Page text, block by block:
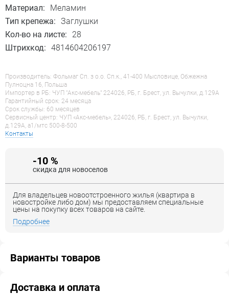
Материал:
Меламин
Тип крепежа: Заглушки
Кол-во на листе:
28
Штрихкод: 4814604206197
Производитель: Фольмаг Сп. з о.о. Сп.к., 41-400 Мысловице, Обжежна
Пулноцна 16, Польша
Импортер в РБ: ЧУП "Акс-мебель" 224026, РБ, г. Брест, ул. Вычулки, д.129А
Гарантийный срок: 24 месяца
Срок службы: 60 месяцев
Сервисный центр: ЧУП «Акс-мебель», 224026, РБ, г. Брест, ул. Вычулки,
д.129А, a1/мтс 500-8-500
Контакты
-10 %
скидка для новоселов
Для владельцев новоотстроенного жилья (квартира в
новостройке либо дом) мы предоставляем специальные
цены на покупку всех товаров на сайте.
Подробнее
Варианты товаров
Доставка и оплата